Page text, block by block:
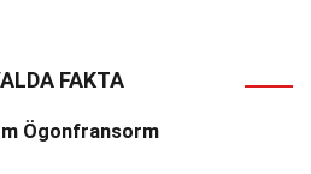
FAKTA
Ögonfransorm